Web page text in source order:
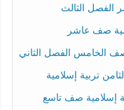
الفصل الثالث
صف عاشر
الخامس الفصل الثاني
تربية إسلامية
إسلامية صف تاسع